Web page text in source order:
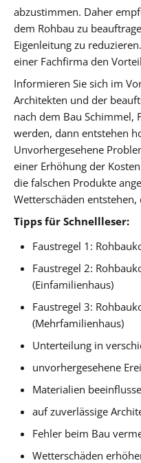
abzustimmen. Daher
dem Rohbau zu
Eigenleitung zu
einer Fachfirma den
Informieren Sie sich im
Architekten und der
nach dem Bau Schimmel,
werden, dann entstehen
Unvorhergesehene
einer Erhöhung der
die falschen Produkte
Wetterschäden
Tipps für Schnellleser:
Faustregel 1:
Faustregel 2:
(Einfamilienhaus)
Faustregel 3:
(Mehrfamilienhaus)
Unterteilung in
unvorhergesehene
Materialien
auf zuverlässige
Fehler beim Bau
Wetterschäden